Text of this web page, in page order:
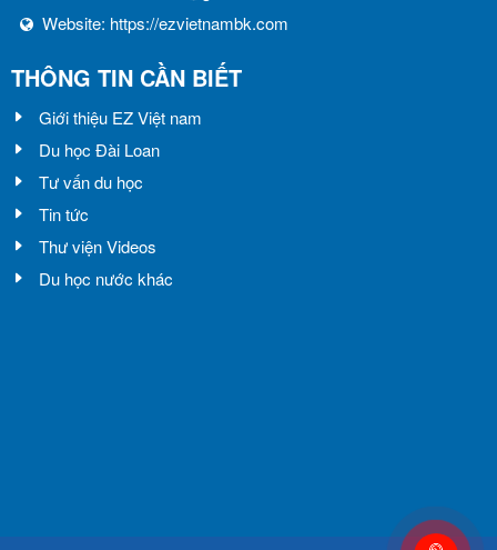
Website: https://ezvietnambk.com
THÔNG TIN CẦN BIẾT
Giới thiệu EZ Việt nam
Du học Đài Loan
Tư vấn du học
Tin tức
Thư viện Videos
Du học nước khác